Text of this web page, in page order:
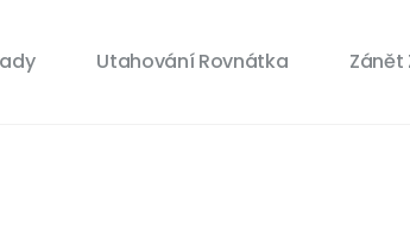
Utahování Rovnátka Zánět